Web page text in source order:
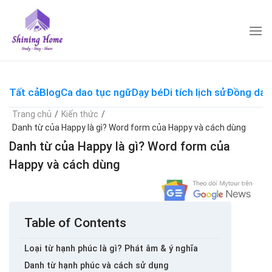
content
Tất cảBlogCa dao tục ngữDạy béDi tích lịch sửĐồng dao
Trang chủ / Kiến thức /
Danh từ của Happy là gì? Word form của Happy và cách dùng
Danh từ của Happy là gì? Word form của
Happy và cách dùng
Table of Contents
Loại từ hạnh phúc là gì? Phát âm & ý nghĩa
Danh từ hạnh phúc và cách sử dụng